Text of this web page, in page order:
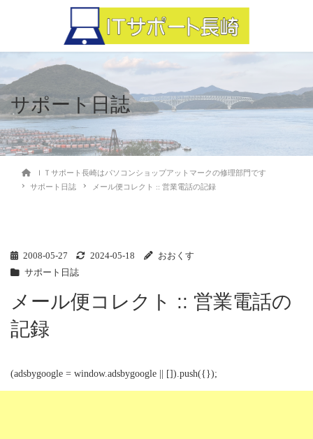
サポート日誌
ＩＴサポート長崎はパソコンショップアットマークの修理部門です
サポート日誌
メール便コレクト :: 営業電話の記録
2008-05-27 2024-05-18
おおくす
サポート日誌
メール便コレクト :: 営業電話の
記録
(adsbygoogle = window.adsbygoogle || []).push({});